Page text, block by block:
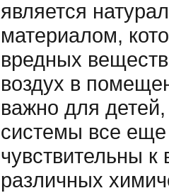
является
материалом,
вредных
воздух в
важно для
системы все еще
чувствительны к
различных